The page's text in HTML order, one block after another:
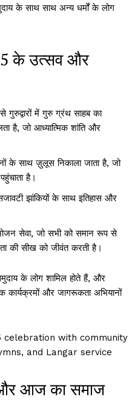
के साथ साथ अन्य धर्मों के लोग
के उत्सव और
गुरुद्वारों में गुरु ग्रंथ साहब का
है, जो आध्यात्मिक शांति और
के साथ ज़ुलूस निकाला जाता है, जो
है।
झांकियों के साथ इतिहास और
सेवा, जो सभी को समान रूप से
की सीख को जीवंत करती है।
के लोग शामिल होते हैं, और
कार्यक्रमों और जागरूकता अभियानों
आज का समाज